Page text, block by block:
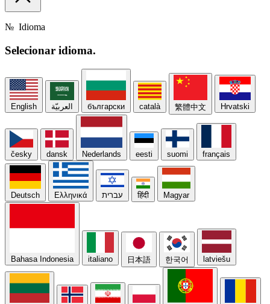
№ Idioma
Selecionar idioma.
English العربيّة български català 繁體中文 Hrvatski
česky dansk Nederlands eesti suomi français
Deutsch Ελληνικά עברית हिंदी Magyar
Bahasa Indonesia italiano 日本語 한국어 latviešu